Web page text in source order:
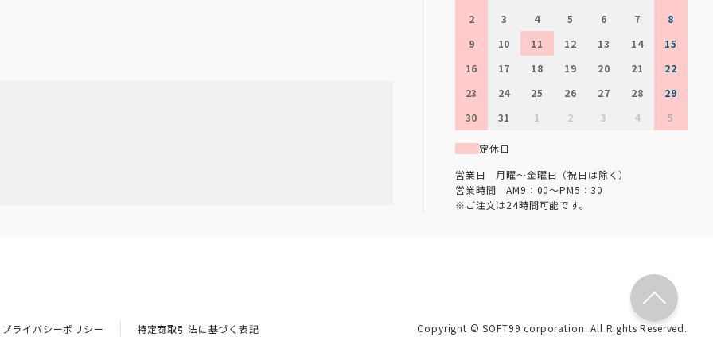
2
3 4 5 6 7
8
9
10 11 12 13 14
15
16
17 18 19 20 21
22
23
24 25 26 27 28
29
30
31 1 2 3 4 5
定休日
営業日 月曜～金曜日（祝日は除く）
営業時間 AM9：00～PM5：30
※ご注文は24時間可能です。
プライバシーポリシー 特定商取引法に基づく表記 Copyright © SOFT99 corporation. All Rights Reserved.